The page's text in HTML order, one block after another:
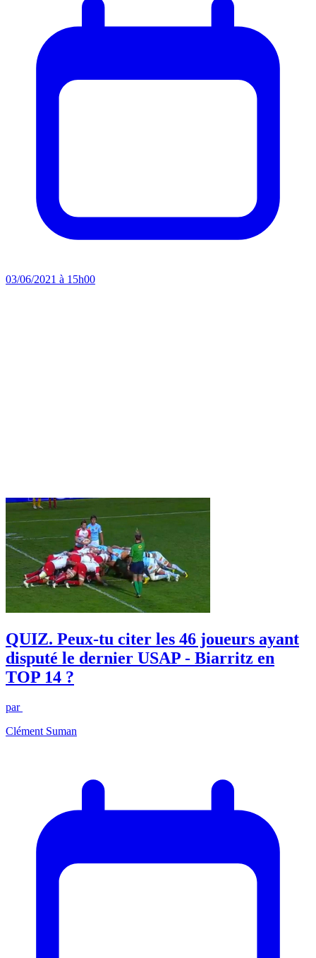
03/06/2021 à 15h00
QUIZ. Peux-tu citer les 46 joueurs ayant
disputé le dernier USAP - Biarritz en
TOP 14 ?
par
Clément Suman